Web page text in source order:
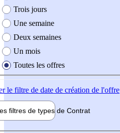
Trois jours
Une semaine
Deux semaines
Un mois
Toutes les offres
le filtre de date de création de l'offre
filtres de types de Contrat